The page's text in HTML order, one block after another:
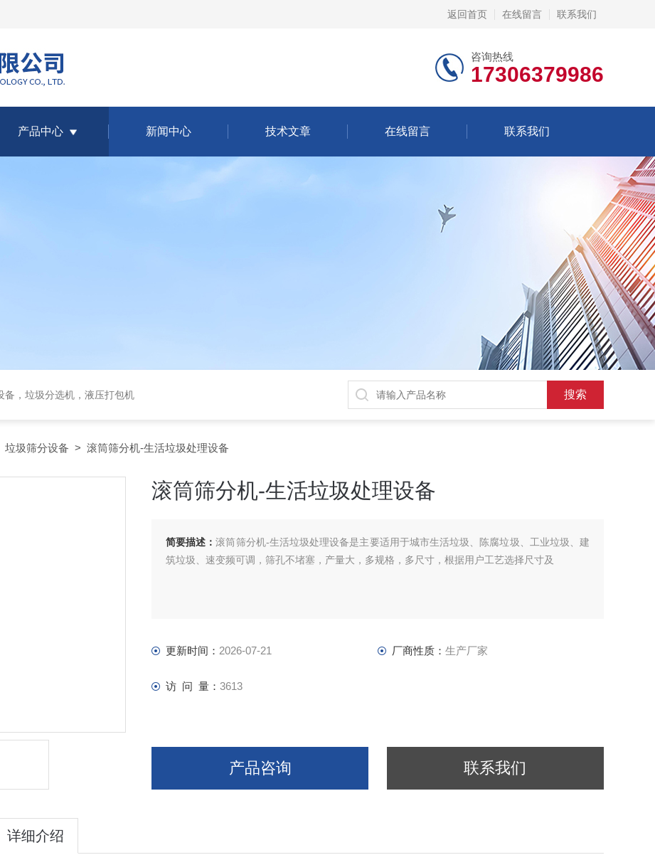
返回首页 在线留言 联系我们
咨询热线
17306379986
产品中心 新闻中心 技术文章 在线留言 联系我们
备，垃圾分选机，液压打包机
垃圾筛分设备 > 滚筒筛分机-生活垃圾处理设备
滚筒筛分机-生活垃圾处理设备
简要描述：滚筒筛分机-生活垃圾处理设备是主要适用于城市生活垃圾、陈腐垃圾、工业垃圾、建
筑垃圾、速变频可调，筛孔不堵塞，产量大，多规格，多尺寸，根据用户工艺选择尺寸及
更新时间： 2026-07-21 厂商性质： 生产厂家
访 问 量： 3613
产品咨询 联系我们
详细介绍